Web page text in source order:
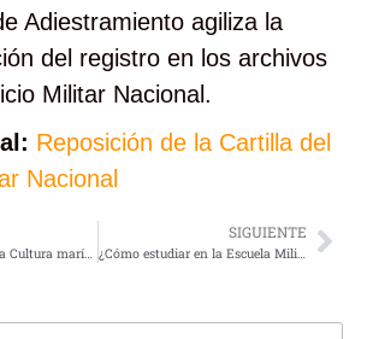
Adiestramiento agiliza la
del registro en los archivos
Militar Nacional.
Reposición de la Cartilla del
Nacional
Marina consolida la Cultura marítima como Cuarto Interés Marítimo Nacional
SIGUIENTE
¿Cómo estudiar en la Escuela Militar de Odontología 2026? Requisitos oficiales